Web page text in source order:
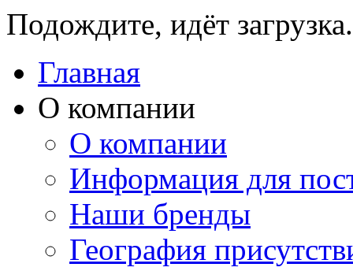
Подождите, идёт
Главная
О компании
О компании
Информация для
Наши бренды
География